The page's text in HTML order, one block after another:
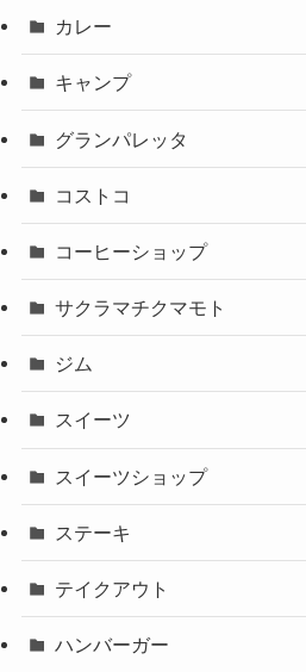
カレー
キャンプ
グランパレッタ
コストコ
コーヒーショップ
サクラマチクマモト
ジム
スイーツ
スイーツショップ
ステーキ
テイクアウト
ハンバーガー